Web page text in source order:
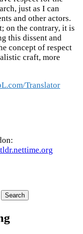
just as I can
and other actors.
on the contrary, it is
this dissent and
concept of respect
craft, more
Translator